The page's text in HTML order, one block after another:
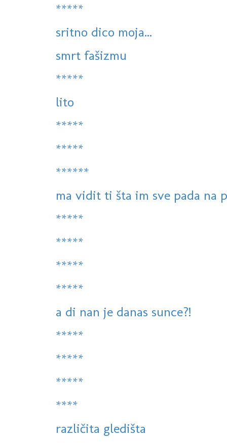
*****
sritno dico moja...
smrt fašizmu
*****
lito
*****
*****
******
ma vidit ti šta im sve pada na
*****
*****
*****
*****
a di nan je danas sunce?!
*****
*****
*****
****
različita gledišta